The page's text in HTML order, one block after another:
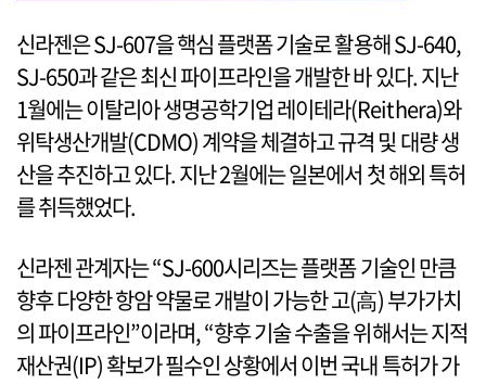
신라젠은 SJ-607을 핵심 플랫폼 기술로 활용해 SJ-640,
SJ-650과 같은 최신 파이프라인을 개발한 바 있다. 지난
1월에는 이탈리아 생명공학기업 레이테라(Reithera)와
위탁생산개발(CDMO) 계약을 체결하고 규격 및 대량 생
산을 추진하고 있다. 지난 2월에는 일본에서 첫 해외 특허
를 취득했었다.
신라젠 관계자는 “SJ-600시리즈는 플랫폼 기술인 만큼
향후 다양한 항암 약물로 개발이 가능한 고(高) 부가가치
의 파이프라인”이라며, “향후 기술 수출을 위해서는 지적
재산권(IP) 확보가 필수인 상황에서 이번 국내 특허가 가